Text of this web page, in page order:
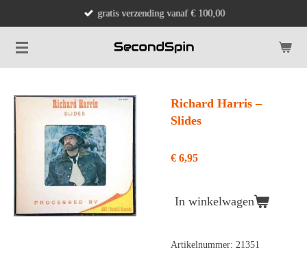
naar
de
gratis verzending vanaf € 100,00
Richard Harris ‎–
Slides
€ 6,95
In winkelwagen
Artikelnummer: 21351